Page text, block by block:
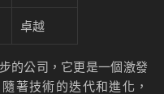
卓越
的公司，它更是一個激發
著技術的迭代和進化，